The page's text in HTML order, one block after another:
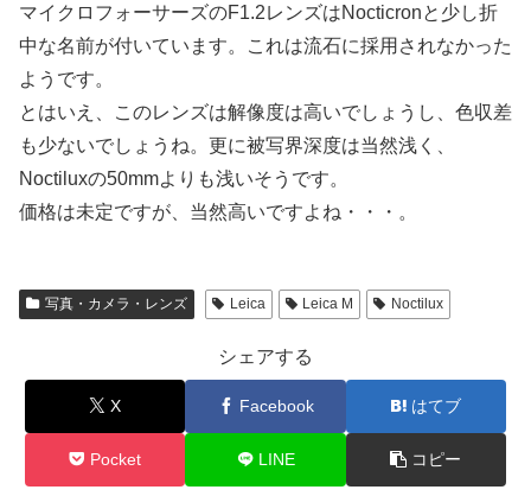
マイクロフォーサーズのF1.2レンズはNocticronと少し折
中な名前が付いています。これは流石に採用されなかった
ようです。
とはいえ、このレンズは解像度は高いでしょうし、色収差
も少ないでしょうね。更に被写界深度は当然浅く、
Noctiluxの50mmよりも浅いそうです。
価格は未定ですが、当然高いですよね・・・。
写真・カメラ・レンズ Leica Leica M Noctilux
シェアする
X Facebook はてブ
Pocket LINE コピー